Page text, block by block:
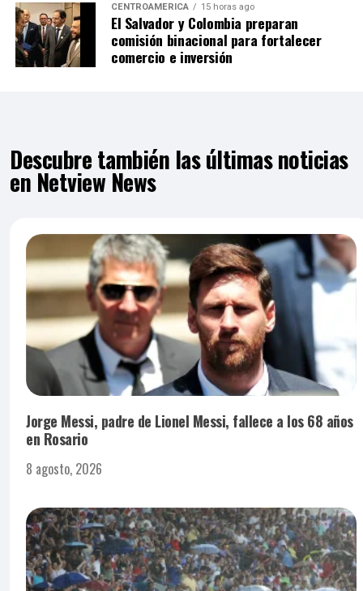
CENTROAMÉRICA 15 horas ago
El Salvador y Colombia preparan
comisión binacional para fortalecer
comercio e inversión
Descubre también las últimas noticias
en Netview News
Jorge Messi, padre de Lionel Messi, fallece a los 68 años
en Rosario
8 agosto, 2026